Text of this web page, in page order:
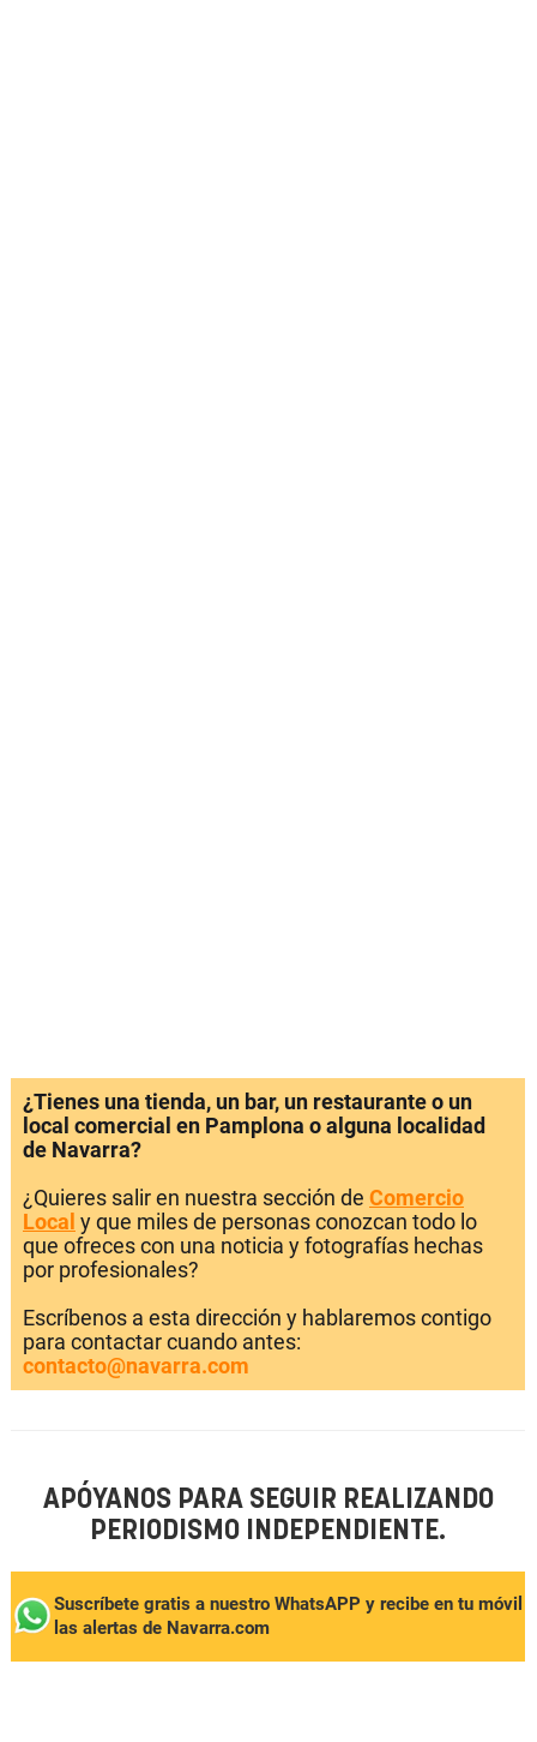
¿Tienes una tienda, un bar, un restaurante o un
local comercial en Pamplona o alguna localidad
de Navarra?
¿Quieres salir en nuestra sección de Comercio
Local y que miles de personas conozcan todo lo
que ofreces con una noticia y fotografías hechas
por profesionales?
Escríbenos a esta dirección y hablaremos contigo
para contactar cuando antes:
contacto@navarra.com
APÓYANOS PARA SEGUIR REALIZANDO
PERIODISMO INDEPENDIENTE.
Suscríbete gratis a nuestro WhatsAPP y recibe en tu móvil
las alertas de Navarra.com